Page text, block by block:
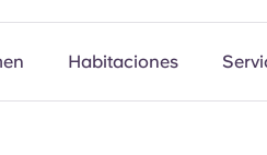
Habitaciones